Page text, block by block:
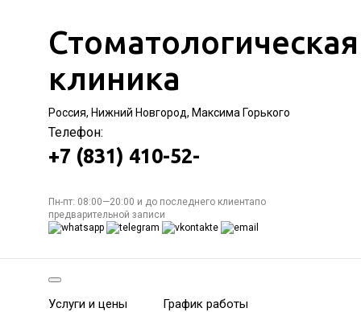
Стоматологическая
клиника
Россия, Нижний Новгород, Максима Горького
Телефон:
+7 (831) 410-52-
Пн-пт: 08:00—20:00 и до последнего клиентапо
предварительной записи
Услуги и цены График работы